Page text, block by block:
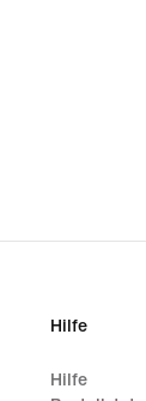
Hilfe
Hilfe